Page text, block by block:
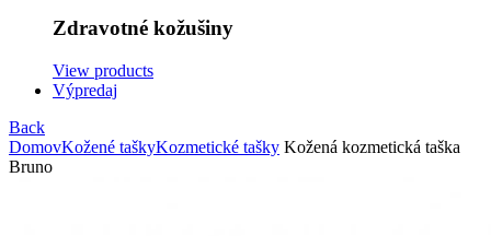
Zdravotné kožušiny
View products
Výpredaj
Back
DomovKožené taškyKozmetické tašky Kožená kozmetická taška
Bruno